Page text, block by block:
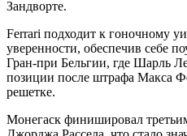
Зандворте.
Ferrari подходит к гоночному
уверенности, обеспечив себе
Гран-при Бельгии, где Шарль
позиции после штрафа Макса
решетке.
Монегаск финишировал